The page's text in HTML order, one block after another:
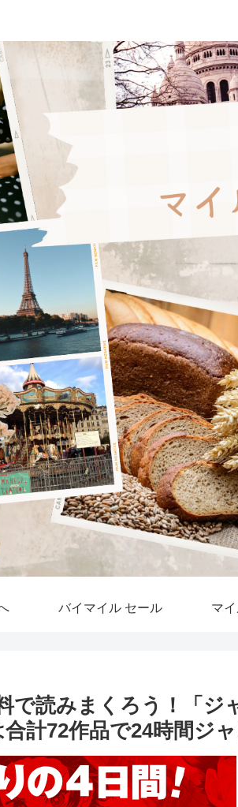
バイマイル セール マ
で読みまくろう！「ジ
計72作品で24時間ジ